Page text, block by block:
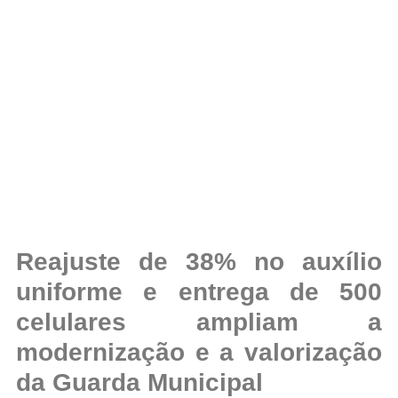
Reajuste de 38% no auxílio
uniforme e entrega de 500
celulares ampliam a
modernização e a valorização
da Guarda Municipal